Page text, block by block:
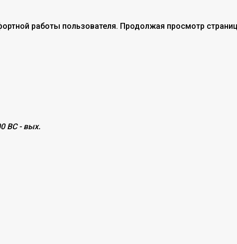
работы пользователя. Продолжая просмотр
ВС - вых.